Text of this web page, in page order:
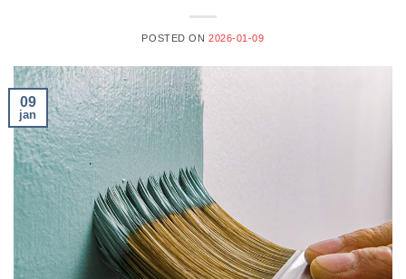
POSTED ON 2026-01-09
09
jan